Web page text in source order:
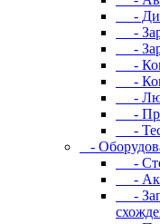
-
-
-
-
-
-
-
-
-
-
-
-